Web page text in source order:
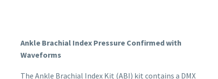
Ankle Brachial Index Pressure Confirmed with
Waveforms
The Ankle Brachial Index Kit (ABI) kit contains a DMX